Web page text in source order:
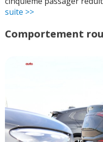
suite >>
Comportement